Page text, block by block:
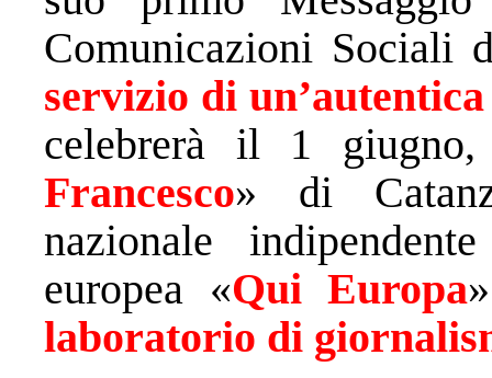
Comunicazioni Sociali
servizio di
celebrerà il 1
Francesco» di
nazionale
europea «Qui Europa
laboratorio di